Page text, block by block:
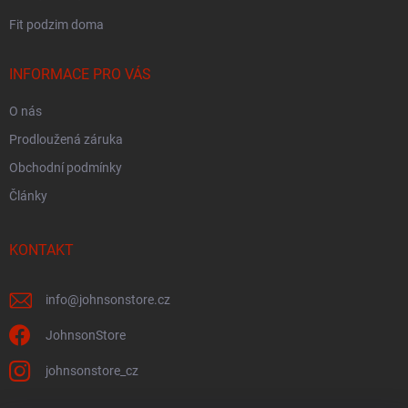
Fit podzim doma
INFORMACE PRO VÁS
O nás
Prodloužená záruka
Obchodní podmínky
Články
KONTAKT
info@johnsonstore.cz
JohnsonStore
johnsonstore_cz